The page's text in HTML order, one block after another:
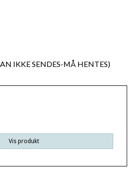
IKKE SENDES-MÅ HENTES)
Vis produkt